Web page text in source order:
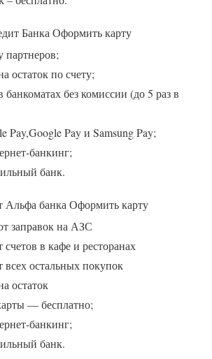
Банка Оформить карту
партнеров;
остаток по счету;
банкоматах без комиссии (до 5 раз в
Pay,Google Pay и Samsung Pay;
банкинг;
банк.
Альфа банка Оформить карту
заправок на АЗС
в кафе и ресторанах
остальных покупок
остаток
— бесплатно;
банкинг;
банк.